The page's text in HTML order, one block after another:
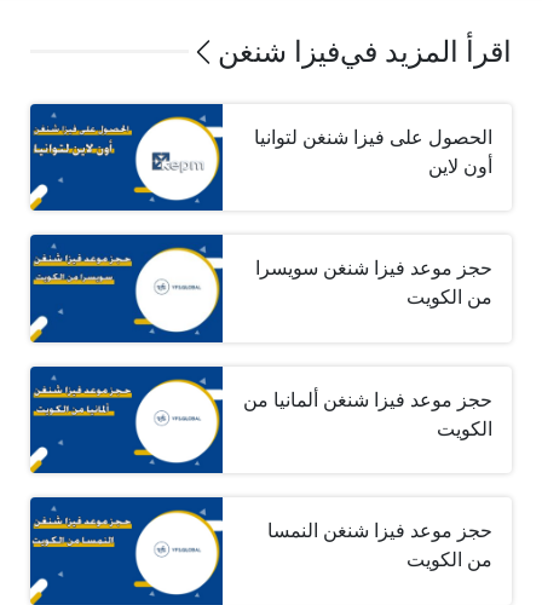
اقرأ المزيد فيفيزا شنغن
الحصول على فيزا شنغن لتوانيا
أون لاين
حجز موعد فيزا شنغن سويسرا
من الكويت
حجز موعد فيزا شنغن ألمانيا من
الكويت
حجز موعد فيزا شنغن النمسا
من الكويت